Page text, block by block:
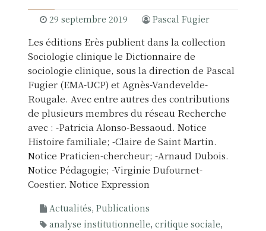
29 septembre 2019 Pascal Fugier
Les éditions Erès publient dans la collection
Sociologie clinique le Dictionnaire de
sociologie clinique, sous la direction de Pascal
Fugier (EMA-UCP) et Agnès-Vandevelde-
Rougale. Avec entre autres des contributions
de plusieurs membres du réseau Recherche
avec : -Patricia Alonso-Bessaoud. Notice
Histoire familiale; -Claire de Saint Martin.
Notice Praticien-chercheur; -Arnaud Dubois.
Notice Pédagogie; -Virginie Dufournet-
Coestier. Notice Expression
Actualités, Publications
analyse institutionnelle, critique sociale,